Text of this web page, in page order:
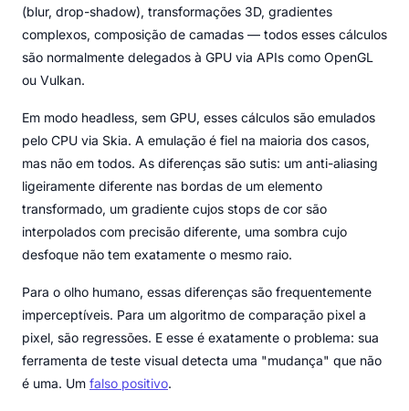
(blur, drop-shadow), transformações 3D, gradientes
complexos, composição de camadas — todos esses cálculos
são normalmente delegados à GPU via APIs como OpenGL
ou Vulkan.
Em modo headless, sem GPU, esses cálculos são emulados
pelo CPU via Skia. A emulação é fiel na maioria dos casos,
mas não em todos. As diferenças são sutis: um anti-aliasing
ligeiramente diferente nas bordas de um elemento
transformado, um gradiente cujos stops de cor são
interpolados com precisão diferente, uma sombra cujo
desfoque não tem exatamente o mesmo raio.
Para o olho humano, essas diferenças são frequentemente
imperceptíveis. Para um algoritmo de comparação pixel a
pixel, são regressões. E esse é exatamente o problema: sua
ferramenta de teste visual detecta uma "mudança" que não
é uma. Um falso positivo.